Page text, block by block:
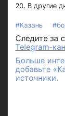
20. В другие
#Казань
Следите за
Telegram-
Больше
добавьте
источники.